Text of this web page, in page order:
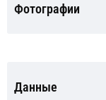
Фотографии
Данные